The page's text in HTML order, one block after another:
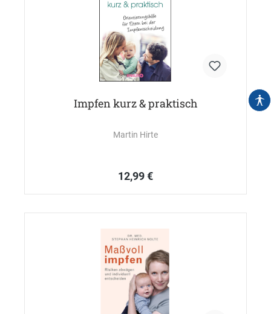
Impfen kurz & praktisch
Martin Hirte
12,99 €